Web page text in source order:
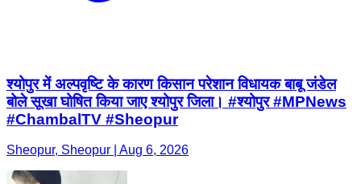
श्योपुर में अल्पवृष्टि के कारण किसान परेशान विधायक बाबू जंडेल
बोले सूखा घोषित किया जाए श्योपुर जिला। #श्योपुर #MPNews
#ChambalTV #Sheopur
Sheopur, Sheopur | Aug 6, 2026